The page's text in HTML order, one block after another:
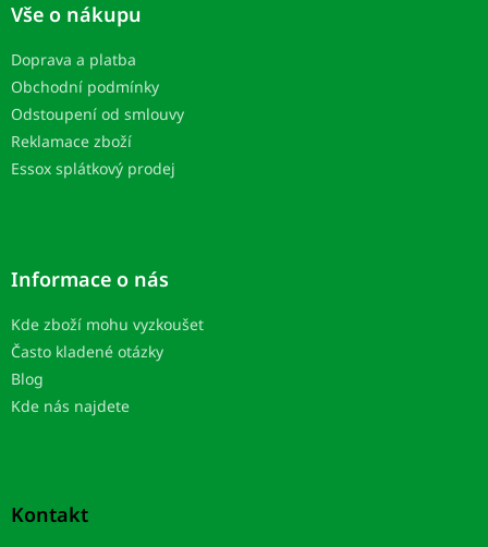
Vše o nákupu
Doprava a platba
Obchodní podmínky
Odstoupení od smlouvy
Reklamace zboží
Essox splátkový prodej
Informace o nás
Kde zboží mohu vyzkoušet
Často kladené otázky
Blog
Kde nás najdete
Kontakt